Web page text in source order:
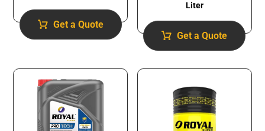
Get a Quote
Liter
Get a Quote